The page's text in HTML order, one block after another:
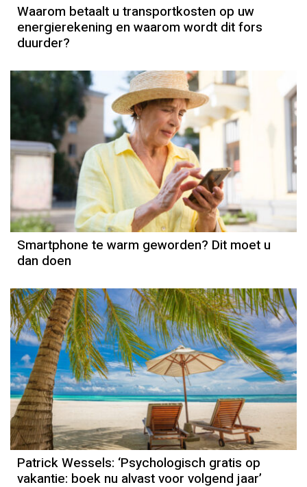
Waarom betaalt u transportkosten op uw
energierekening en waarom wordt dit fors
duurder?
Smartphone te warm geworden? Dit moet u
dan doen
Column
Patrick Wessels
Patrick Wessels: ‘Psychologisch gratis op
vakantie: boek nu alvast voor volgend jaar’